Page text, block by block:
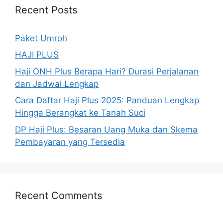
Recent Posts
Paket Umroh
HAJI PLUS
Haji ONH Plus Berapa Hari? Durasi Perjalanan
dan Jadwal Lengkap
Cara Daftar Haji Plus 2025: Panduan Lengkap
Hingga Berangkat ke Tanah Suci
DP Haji Plus: Besaran Uang Muka dan Skema
Pembayaran yang Tersedia
Recent Comments